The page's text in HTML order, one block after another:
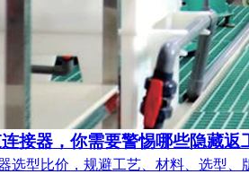
接器，你需要警惕哪些隐藏返
选型比价，规避工艺、材料、选型、